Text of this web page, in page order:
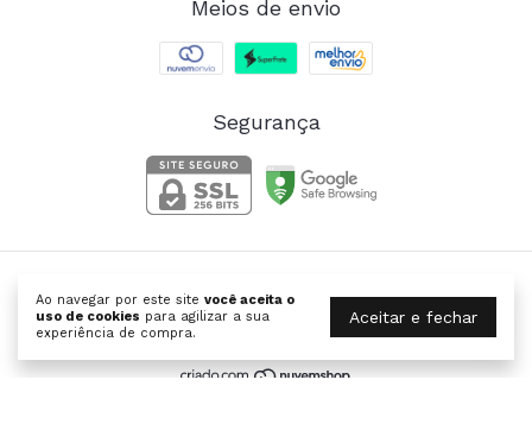
Ao navegar por este site você aceita o
uso de cookies para agilizar a sua
experiência de compra.
Aceitar e fechar
Meios de envio
Segurança
SANTABELLA | Moda Fitness
©2026. SANTABELLA MODA FITNESS FEMININA - 26264067000127.
Todos os direitos reservados.